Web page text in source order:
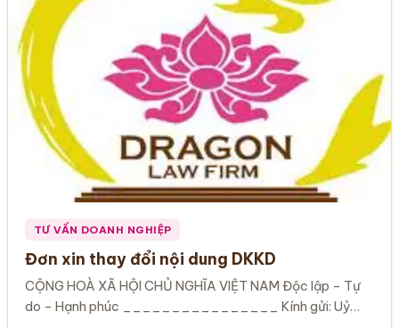
TƯ VẤN DOANH NGHIỆP
Đơn xin thay đổi nội dung DKKD
CỘNG HOÀ XÃ HỘI CHỦ NGHĨA VIỆT NAM Độc lập – Tự
do – Hạnh phúc ________________ Kính gửi: Uỷ